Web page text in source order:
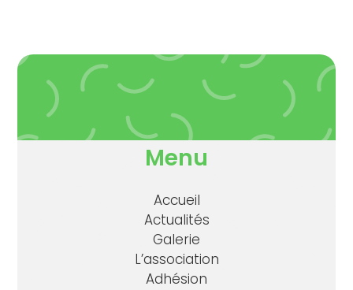
Menu
Accueil
Actualités
Galerie
L’association
Adhésion